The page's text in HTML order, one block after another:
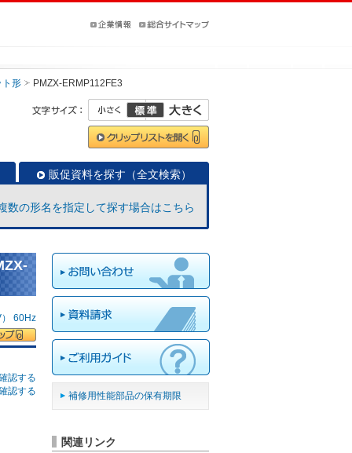
ト形 PMZX-ERMP112FE3
販促資料を探す（全文検索）
数の形名を指定して探す場合はこちら
60Hz
認する
認する
補修用性能部品の保有期限
関連リンク